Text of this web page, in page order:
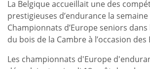
La Belgique accueillait une des
prestigieuses d’endurance la
Championnats d’Europe seniors
du bois de la Cambre à l’occasion des
Les championnats d'Europe